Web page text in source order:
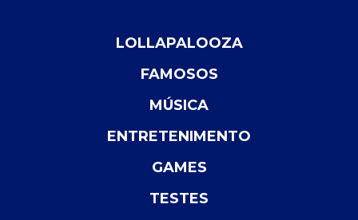
LOLLAPALOOZA
FAMOSOS
MÚSICA
ENTRETENIMENTO
GAMES
TESTES